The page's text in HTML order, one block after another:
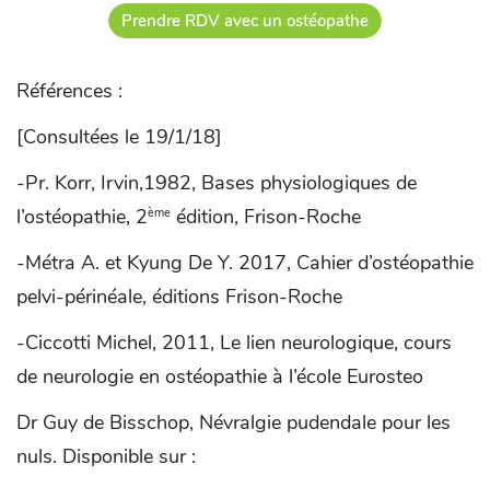
Prendre RDV avec un ostéopathe
Références :
[Consultées le 19/1/18]
-Pr. Korr, Irvin,1982, Bases physiologiques de
l’ostéopathie, 2ème édition, Frison-Roche
-Métra A. et Kyung De Y. 2017, Cahier d’ostéopathie
pelvi-périnéale, éditions Frison-Roche
-Ciccotti Michel, 2011, Le lien neurologique, cours
de neurologie en ostéopathie à l’école Eurosteo
Dr Guy de Bisschop, Névralgie pudendale pour les
nuls. Disponible sur :